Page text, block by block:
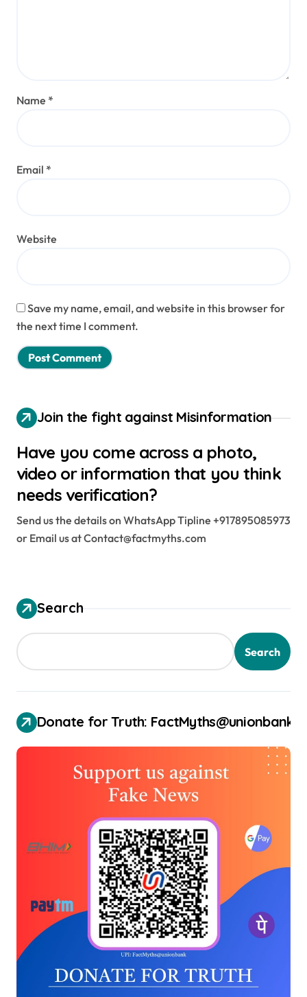
Name *
Email *
Website
Save my name, email, and website in this browser for
the next time I comment.
Join the fight against Misinformation
Have you come across a photo,
video or information that you think
needs verification?
Send us the details on WhatsApp Tipline +917895085973
or Email us at Contact@factmyths.com
Search
Search
Donate for Truth: FactMyths@unionbank